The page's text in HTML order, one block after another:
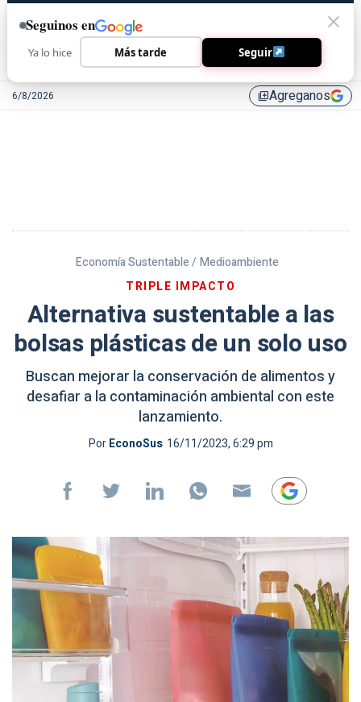
6/8/2026 library_addAgreganos
Economía Sustentable / Medioambiente
TRIPLE IMPACTO
Alternativa sustentable a las
bolsas plásticas de un solo uso
Buscan mejorar la conservación de alimentos y
desafiar a la contaminación ambiental con este
lanzamiento.
PorEconoSus 16/11/2023, 6:29 pm
Seguinos en
Ya lo hice Más tarde Seguir